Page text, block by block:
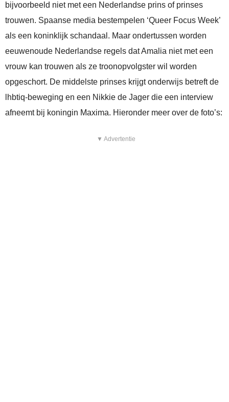
bijvoorbeeld niet met een Nederlandse prins of prinses
trouwen. Spaanse media bestempelen ‘Queer Focus Week’
als een koninklijk schandaal. Maar ondertussen worden
eeuwenoude Nederlandse regels dat Amalia niet met een
vrouw kan trouwen als ze troonopvolgster wil worden
opgeschort. De middelste prinses krijgt onderwijs betreft de
lhbtiq-beweging en een Nikkie de Jager die een interview
afneemt bij koningin Maxima. Hieronder meer over de foto’s:
▼ Advertentie